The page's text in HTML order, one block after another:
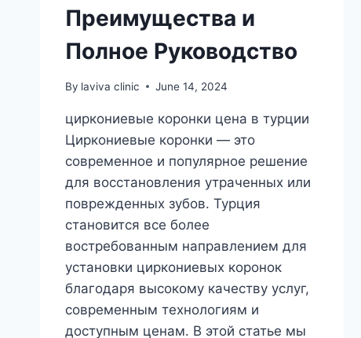
Преимущества и
Полное Руководство
By laviva clinic June 14, 2024
циркониевые коронки цена в турции
Циркониевые коронки — это
современное и популярное решение
для восстановления утраченных или
поврежденных зубов. Турция
становится все более
востребованным направлением для
установки циркониевых коронок
благодаря высокому качеству услуг,
современным технологиям и
доступным ценам. В этой статье мы